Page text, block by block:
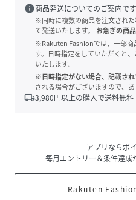
info商品発送についてのご案内です
※同時に複数の商品を注文され
て発送いたします。
お急ぎの商
※Rakuten Fashionでは、一部商
す。日時指定をしていただくと
いたします。
※日時指定がない場合、記載さ
される場合がございますので、
local_shipping3,980円以上の購入で送料無料
アプリならポ
毎月エントリー＆条件達成
Rakuten